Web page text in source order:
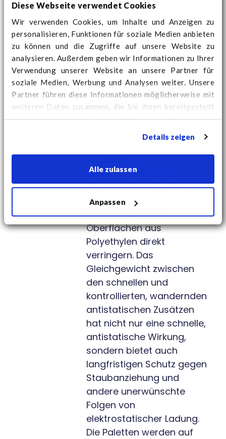
Diese Webseite verwendet Cookies
Wir verwenden Cookies, um Inhalte und Anzeigen zu
personalisieren, Funktionen für soziale Medien anbieten
zu können und die Zugriffe auf unsere Website zu
analysieren. Außerdem geben wir Informationen zu Ihrer
Verwendung unserer Website an unsere Partner für
soziale Medien, Werbung und Analysen weiter. Unsere
Partner führen diese Informationen möglicherweise mit
weiteren Daten zusammen, die Sie ihnen bereitgestellt
haben oder die sie im Rahmen Ihrer Nutzung der Dienste
Informationen und können Ihre Zustimmung ändern.
Details zeigen
Alle zulassen
Anpassen
Außerdem besteht
Stromschlaggefahr für
Personen, die mit der
statischen Ausrüstung in
Berührung kommen.
Q-Pall antistatische
Paletten
Q-Pall antistatische
Paletten werden mit einer
synergetischer und
antistatischer Zusätze
versehen, die das
Leitvermögen von
Oberflächen aus
Polyethylen direkt
verringern. Das
Gleichgewicht zwischen
den schnellen und
kontrollierten, wandernden
antistatischen Zusätzen
hat nicht nur eine schnelle,
antistatische Wirkung,
sondern bietet auch
langfristigen Schutz gegen
Staubanziehung und
andere unerwünschte
Folgen von
elektrostatischer Ladung.
Die Paletten werden auf